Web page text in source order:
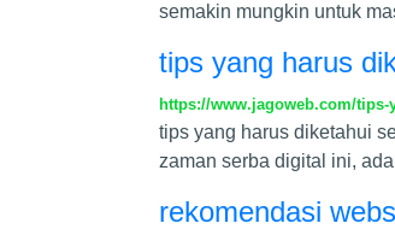
semakin mungkin untuk
tips yang harus
https://www.jagoweb.com/
tips yang harus diketahui
zaman serba digital ini,
rekomendasi